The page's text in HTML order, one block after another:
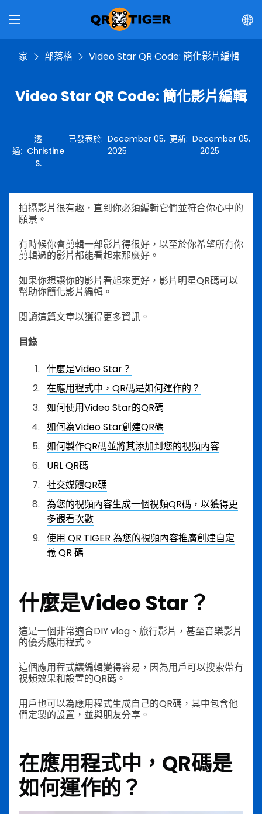
家 部落格 Video Star QR Code: 簡化影片編輯
Video Star QR Code: 簡化影片編輯
透
過: Christine
S.
已發表於:December 05,
2025
更新: December 05,
2025
拍攝影片很有趣，直到你必須編輯它們並符合你心中的
願景。
有時候你會剪輯一部影片得很好，以至於你希望所有你
剪輯過的影片都能看起來那麼好。
如果你想讓你的影片看起來更好，影片明星QR碼可以
幫助你簡化影片編輯。
閱讀這篇文章以獲得更多資訊。
目錄
什麼是Video Star？
在應用程式中，QR碼是如何運作的？
如何使用Video Star的QR碼
如何為Video Star創建QR碼
如何製作QR碼並將其添加到您的視頻內容
URL QR碼
社交媒體QR碼
為您的視頻內容生成一個視頻QR碼，以獲得更
多觀看次數
使用 QR TIGER 為您的視頻內容推廣創建自定
義 QR 碼
什麼是Video Star？
這是一個非常適合DIY vlog、旅行影片，甚至音樂影片
的優秀應用程式。
這個應用程式讓編輯變得容易，因為用戶可以搜索帶有
視頻效果和設置的QR碼。
用戶也可以為應用程式生成自己的QR碼，其中包含他
們定製的設置，並與朋友分享。
在應用程式中，QR碼是
如何運作的？